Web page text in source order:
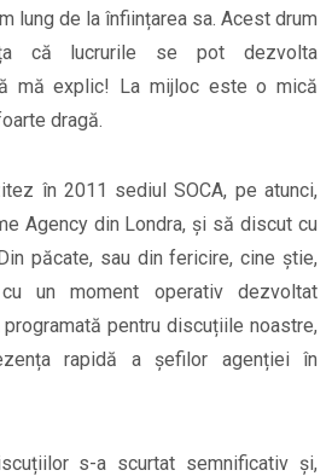
lung de la înființarea sa. Acest drum
că lucrurile se pot dezvolta
mă explic! La mijloc este o mică
dragă.
în 2011 sediul SOCA, pe atunci,
Agency din Londra, și să discut cu
păcate, sau din fericire, cine știe,
un moment operativ dezvoltat
pentru discuțiile noastre,
rapidă a șefilor agenției în
s-a scurtat semnificativ și,